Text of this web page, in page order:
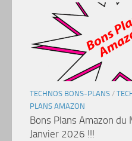
TECHNOS BONS-PLANS /
PLANS AMAZON
Bons Plans Amazon du
Janvier 2026 !!!